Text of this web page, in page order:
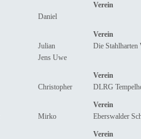
Verein
Daniel
Verein
Julian
Die Stahlharten
Jens Uwe
Verein
Christopher DLRG
Verein
Mirko Eberswalder
Verein